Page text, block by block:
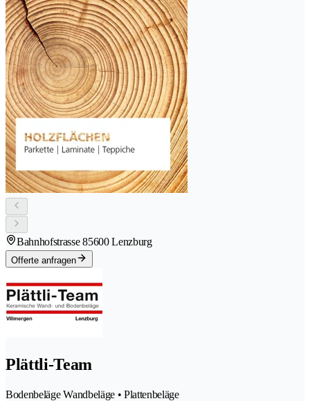
Bahnhofstrasse 85600 Lenzburg
Offerte anfragen
Plättli-Team
Bodenbeläge Wandbeläge • Plattenbeläge